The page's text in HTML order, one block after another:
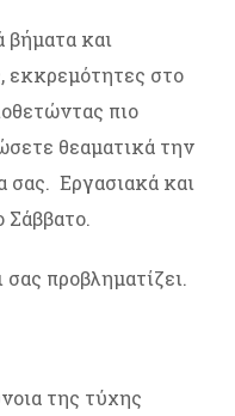
και
εκκρεμότητες στο
πιο
θεαματικά την
σας. Εργασιακά και
Σάββατο.
προβληματίζει.
της τύχης